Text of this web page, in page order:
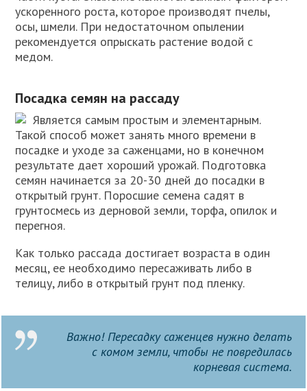
ускоренного роста, которое производят пчелы,
осы, шмели. При недостаточном опылении
рекомендуется опрыскать растение водой с
медом.
Посадка семян на рассаду
Является самым простым и элементарным.
Такой способ может занять много времени в
посадке и уходе за саженцами, но в конечном
результате дает хороший урожай. Подготовка
семян начинается за 20-30 дней до посадки в
открытый грунт. Поросшие семена садят в
грунтосмесь из дерновой земли, торфа, опилок и
перегноя.
Как только рассада достигает возраста в один
месяц, ее необходимо пересаживать либо в
телицу, либо в открытый грунт под пленку.
Важно! Пересадку саженцев нужно делать
с комом земли, чтобы не повредилась
корневая система.